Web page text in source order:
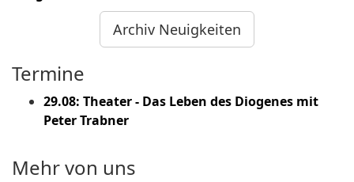
Archiv Neuigkeiten
Termine
29.08: Theater - Das Leben des Diogenes mit
Peter Trabner
Mehr von uns